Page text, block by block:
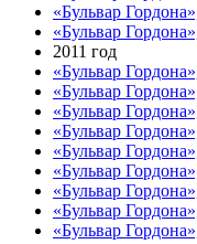
«Бульвар
«Бульвар
2011 год
«Бульвар
«Бульвар
«Бульвар
«Бульвар
«Бульвар
«Бульвар
«Бульвар
«Бульвар
«Бульвар